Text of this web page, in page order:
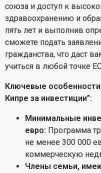
союза и доступ к
здравоохранению и
пять лет и выполнив
сможете подать
гражданства, что даст
учиться в любой точке
Ключевые
Кипре за инвестиции”:
Минимальные
евро: Программа
не менее 300 000
коммерческую
Члены семьи,